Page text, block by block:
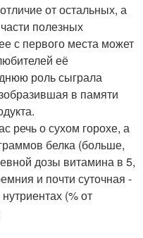
от остальных, а
полезных
с первого места может
её
роль сыграла
в памяти
речь о сухом горохе, а
белка (больше,
дозы витамина в 5,
и почти суточная -
(% от